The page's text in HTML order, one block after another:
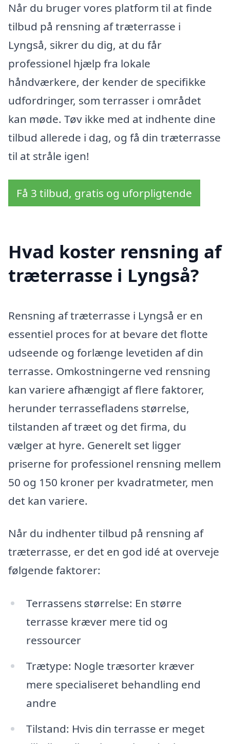
Når du bruger vores platform til at finde
tilbud på rensning af træterrasse i
Lyngså, sikrer du dig, at du får
professionel hjælp fra lokale
håndværkere, der kender de specifikke
udfordringer, som terrasser i området
kan møde. Tøv ikke med at indhente dine
tilbud allerede i dag, og få din træterrasse
til at stråle igen!
Få 3 tilbud, gratis og uforpligtende
Hvad koster rensning af
træterrasse i Lyngså?
Rensning af træterrasse i Lyngså er en
essentiel proces for at bevare det flotte
udseende og forlænge levetiden af din
terrasse. Omkostningerne ved rensning
kan variere afhængigt af flere faktorer,
herunder terrassefladens størrelse,
tilstanden af træet og det firma, du
vælger at hyre. Generelt set ligger
priserne for professionel rensning mellem
50 og 150 kroner per kvadratmeter, men
det kan variere.
Når du indhenter tilbud på rensning af
træterrasse, er det en god idé at overveje
følgende faktorer:
Terrassens størrelse: En større
terrasse kræver mere tid og
ressourcer
Trætype: Nogle træsorter kræver
mere specialiseret behandling end
andre
Tilstand: Hvis din terrasse er meget